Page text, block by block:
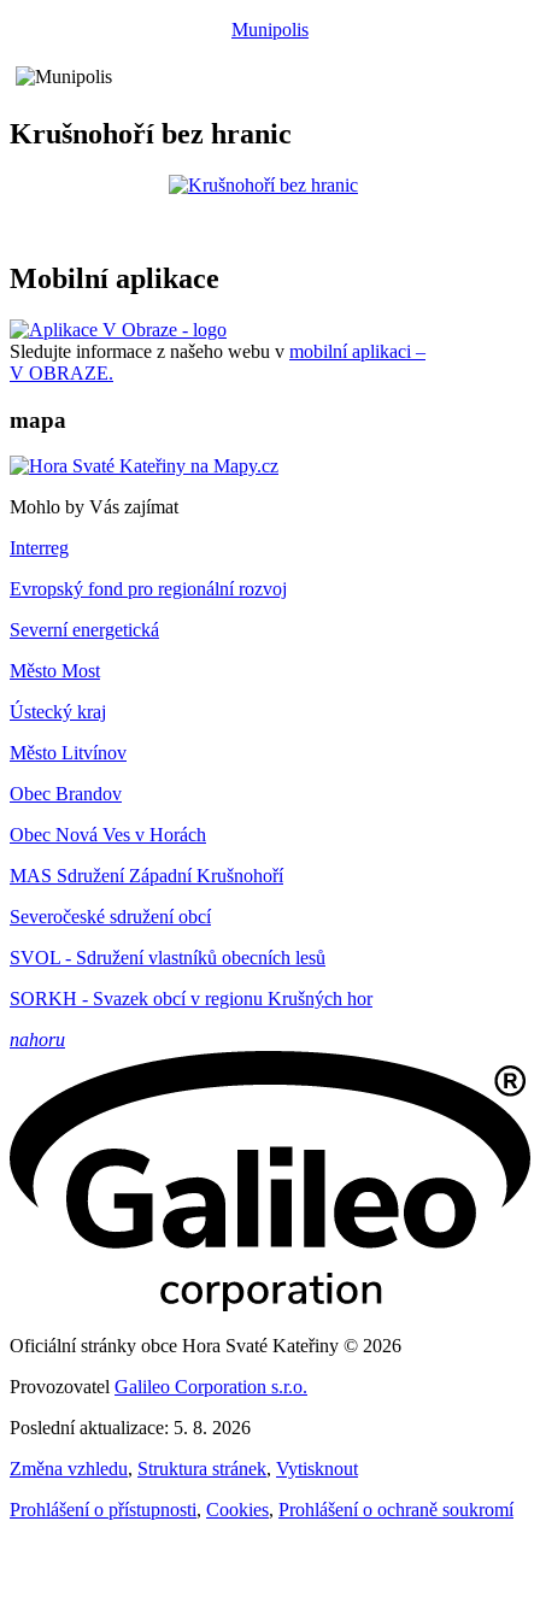
Munipolis
Krušnohoří bez hranic
Mobilní aplikace
Sledujte informace z našeho webu v mobilní aplikaci –
V OBRAZE.
mapa
Mohlo by Vás zajímat
Interreg
Evropský fond pro regionální rozvoj
Severní energetická
Město Most
Ústecký kraj
Město Litvínov
Obec Brandov
Obec Nová Ves v Horách
MAS Sdružení Západní Krušnohoří
Severočeské sdružení obcí
SVOL - Sdružení vlastníků obecních lesů
SORKH - Svazek obcí v regionu Krušných hor
nahoru
Oficiální stránky obce Hora Svaté Kateřiny © 2026
Provozovatel Galileo Corporation s.r.o.
Poslední aktualizace: 5. 8. 2026
Změna vzhledu, Struktura stránek, Vytisknout
Prohlášení o přístupnosti, Cookies, Prohlášení o ochraně soukromí